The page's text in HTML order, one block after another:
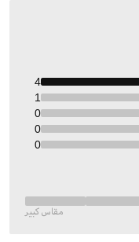
4
1
0
0
0
مقاس كبير